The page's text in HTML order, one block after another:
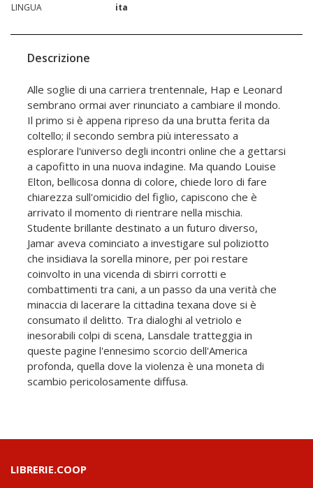
LINGUA
ita
Descrizione
Alle soglie di una carriera trentennale, Hap e Leonard
sembrano ormai aver rinunciato a cambiare il mondo.
Il primo si è appena ripreso da una brutta ferita da
coltello; il secondo sembra più interessato a
esplorare l'universo degli incontri online che a gettarsi
a capofitto in una nuova indagine. Ma quando Louise
Elton, bellicosa donna di colore, chiede loro di fare
chiarezza sull'omicidio del figlio, capiscono che è
arrivato il momento di rientrare nella mischia.
Studente brillante destinato a un futuro diverso,
Jamar aveva cominciato a investigare sul poliziotto
che insidiava la sorella minore, per poi restare
coinvolto in una vicenda di sbirri corrotti e
combattimenti tra cani, a un passo da una verità che
minaccia di lacerare la cittadina texana dove si è
consumato il delitto. Tra dialoghi al vetriolo e
inesorabili colpi di scena, Lansdale tratteggia in
queste pagine l'ennesimo scorcio dell'America
profonda, quella dove la violenza è una moneta di
scambio pericolosamente diffusa.
LIBRERIE.COOP